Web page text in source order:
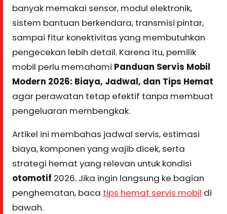
banyak memakai sensor, modul elektronik,
sistem bantuan berkendara, transmisi pintar,
sampai fitur konektivitas yang membutuhkan
pengecekan lebih detail. Karena itu, pemilik
mobil perlu memahami Panduan Servis Mobil
Modern 2026: Biaya, Jadwal, dan Tips Hemat
agar perawatan tetap efektif tanpa membuat
pengeluaran membengkak.
Artikel ini membahas jadwal servis, estimasi
biaya, komponen yang wajib dicek, serta
strategi hemat yang relevan untuk kondisi
otomotif 2026. Jika ingin langsung ke bagian
penghematan, baca tips hemat servis mobil di
bawah.